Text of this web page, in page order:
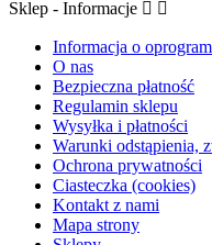
Sklep - Informacje  
Informacja o
O nas
Bezpieczna płatność
Regulamin sklepu
Wysyłka i płatności
Warunki odstąpienia,
Ochrona prywatności
Ciasteczka (cookies)
Kontakt z nami
Mapa strony